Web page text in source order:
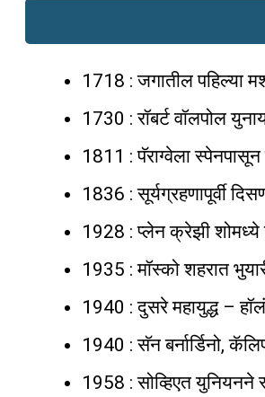
1718 : जगातील पहिल्या
1730 : रॉबर्ट वॉलपोल
1811 : पॅराग्वेला स्पेनपासून
1836 : सूर्यग्रहणापूर्वी
1928 : प्लेन क्रेझी शोमध्ये
1935 : मॉस्को शहरात
1940 : दुसरे महायुद्ध –
1940 : सॅन बर्नार्डिनो,
1958 : सोव्हिएत